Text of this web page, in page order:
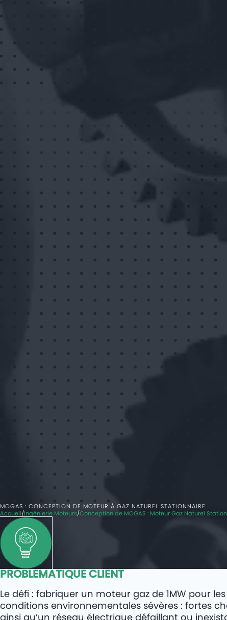
MOGAS : CONCEPTION DE MOTEUR À GAZ NATUREL STATIONNAIRE
Accueil Ingénierie Moteurs Conception de MOGAS : Moteur Gaz Naturel
PROBLEMATIQUE CLIENT
Le défi : fabriquer un moteur gaz de 1MW pour
conditions environnementales sévères : fortes
ainsi qu’un réseau électrique défaillant ou